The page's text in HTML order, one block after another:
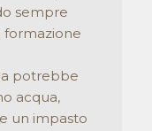
sempre
formazione
potrebbe
acqua,
un impasto